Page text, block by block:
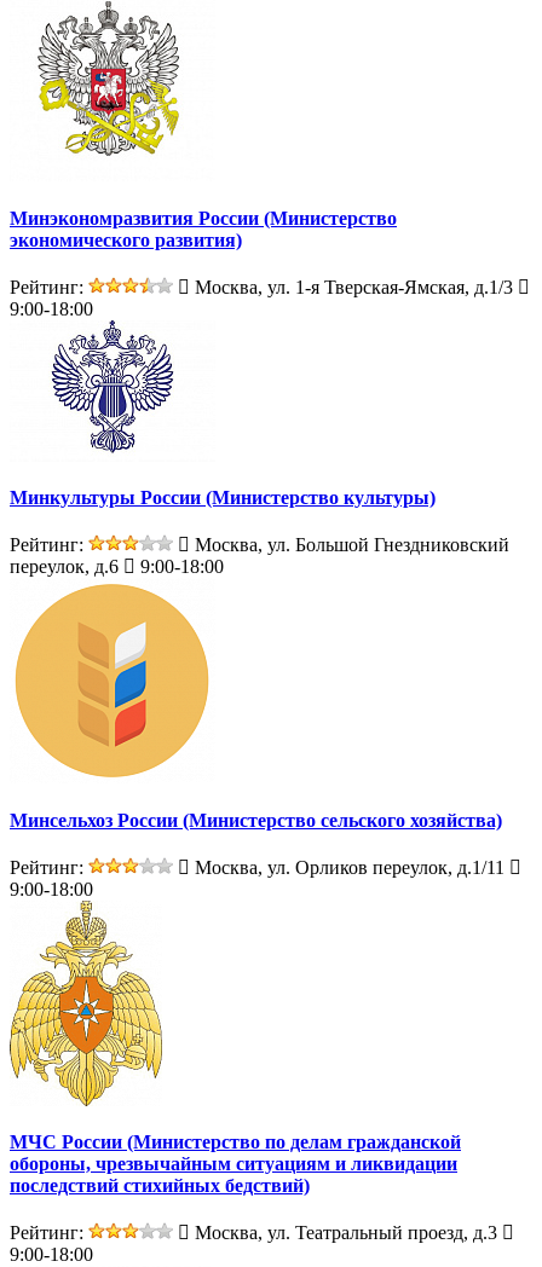
Минэкономразвития России (Министерство
экономического развития)
Рейтинг:
Москва, ул. 1-я Тверская-Ямская, д.1/3
9:00-18:00
Минкультуры России (Министерство культуры)
Рейтинг:
Москва, ул. Большой Гнездниковский
переулок, д.6
9:00-18:00
Минсельхоз России (Министерство сельского хозяйства)
Рейтинг:
Москва, ул. Орликов переулок, д.1/11
9:00-18:00
МЧС России (Министерство по делам гражданской
обороны, чрезвычайным ситуациям и ликвидации
последствий стихийных бедствий)
Рейтинг:
Москва, ул. Театральный проезд, д.3
9:00-18:00